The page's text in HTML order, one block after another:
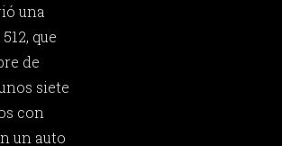
una
que
de
siete
con
un auto